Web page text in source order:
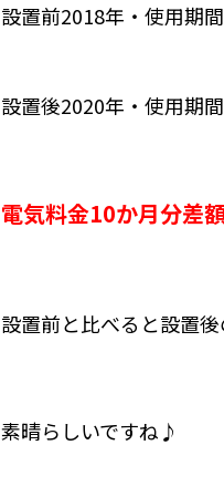
設置前2018年・使用期
設置後2020年・使用期
電気料金10か月分差
設置前と比べると設置
素晴らしいですね♪